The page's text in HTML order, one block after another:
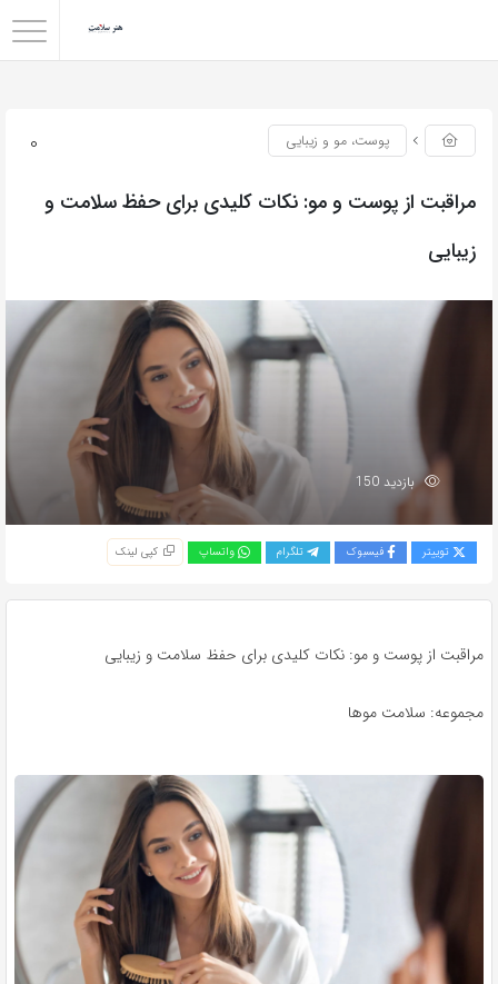
0 پوست، مو و زیبایی
مراقبت از پوست و مو: نکات کلیدی برای حفظ سلامت و
زیبایی
بازدید 150
توییتر فیسبوک تلگرام واتساپ کپی لینک
مراقبت از پوست و مو: نکات کلیدی برای حفظ سلامت و زیبایی
مجموعه: سلامت موها